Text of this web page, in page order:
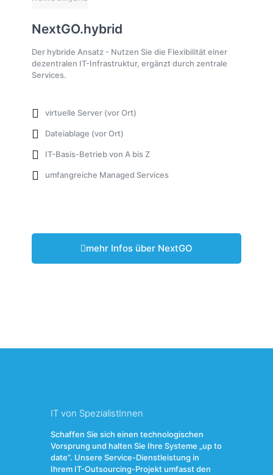
NextGO.hybrid
Der hybride Ansatz - Nutzen Sie die Flexibilität einer
dezentralen IT-Infrastruktur, ergänzt durch zentrale
Services.
virtuelle Server (vor Ort)
Dateiablage (vor Ort)
IT-Basis-Betrieb von A bis Z
umfangreiche Managed Services
mehr Infos über NextGO
IT von SpezialistInnen
Schaffen Sie sich einen technologischen
Vorsprung und halten Sie Ihre Systeme „up to
date“. Unsere Service-Dienstleistung in
Ihrem IT-Outsourcing-Projekt umfasst den